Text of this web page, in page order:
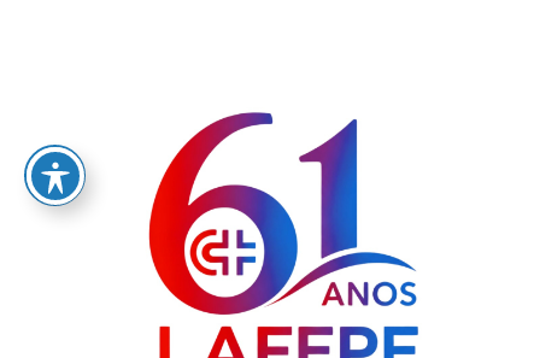
LABORATÓRIO FARMACÊUTICO DO ESTADO DE PERNAMBUCO
GOVERNADOR MIGUEL ARRAES - LAFEPE AVISO DE COTAÇÃO Nº 0161/2025